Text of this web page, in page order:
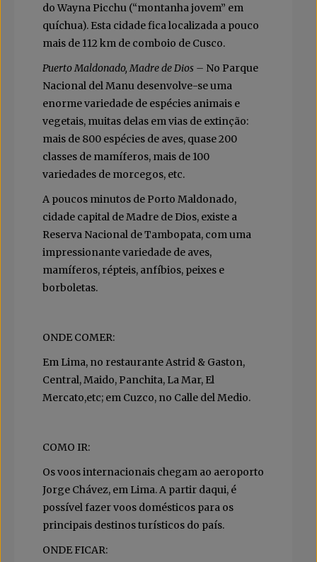
do Wayna Picchu (“montanha jovem” em
quíchua). Esta cidade fica localizada a pouco
mais de 112 km de comboio de Cusco.
Puerto Maldonado, Madre de Dios – No Parque
Nacional del Manu desenvolve-se uma
enorme variedade de espécies animais e
vegetais, muitas delas em vias de extinção:
mais de 800 espécies de aves, quase 200
classes de mamíferos, mais de 100
variedades de morcegos, etc.
A poucos minutos de Porto Maldonado,
cidade capital de Madre de Dios, existe a
Reserva Nacional de Tambopata, com uma
impressionante variedade de aves,
mamíferos, répteis, anfíbios, peixes e
borboletas.
ONDE COMER:
Em Lima, no restaurante Astrid & Gaston,
Central, Maido, Panchita, La Mar, El
Mercato,etc; em Cuzco, no Calle del Medio.
COMO IR:
Os voos internacionais chegam ao aeroporto
Jorge Chávez, em Lima. A partir daqui, é
possível fazer voos domésticos para os
principais destinos turísticos do país.
ONDE FICAR: